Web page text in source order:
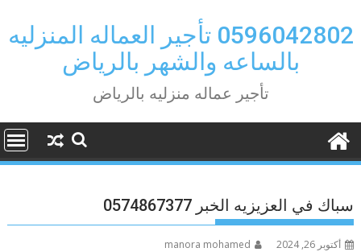
to
content
0596042802 تأجير العماله المنزليه
بالساعه والشهر بالرياض
تأجير عماله منزليه بالرياض
سباك في العزيزيه الخبر 0574867377
أكتوبر 26, 2024 manora mohamed